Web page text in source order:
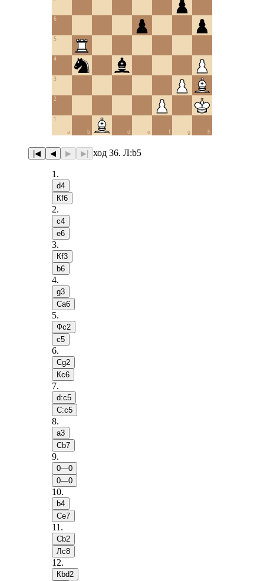
a b c d e f g h
1
2
3
4
5
6
|◀ ◀ ▶ ▶| ход 36. Л:b5
1 .
d4
Кf6
2.
c4
e6
3.
Кf3
b6
4.
g3
Сa6
5.
Фc2
c5
6.
Сg2
Кc6
7.
d:c5
С:c5
8.
a3
Сb7
9.
0—0
0—0
10.
b4
Сe7
11 .
Сb2
Лc8
12.
Кbd2